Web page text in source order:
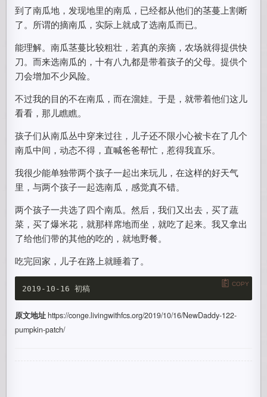
到了南瓜地，发现地里的南瓜，已经都从他们的茎蔓上割断
了。所谓的摘南瓜，实际上就成了选南瓜而已。
能理解。南瓜茎蔓比较粗壮，若真的亲摘，农场就得提供快
刀。而来选南瓜的，十有八九都是带着孩子的父母。提供个
刀会增加不少风险。
不过我的目的不在南瓜，而在溜娃。于是，就带着他们这儿
看看，那儿瞧瞧。
孩子们从南瓜丛中穿来过往，儿子还不限小心被卡在了几个
南瓜中间，动态不得，直喊爸爸帮忙，惹得我直乐。
我很少能单独带两个孩子一起出来玩儿，在这样的好天气
里，与两个孩子一起选南瓜，感觉真不错。
两个孩子一共选了四个南瓜。然后，我们又出去，买了蔬
菜，买了爆米花，就那样席地而坐，就吃了起来。我又拿出
了给他们带的其他的吃的，就地野餐。
吃完回家，儿子在路上就睡着了。
COPY
原文地址https://conge.livingwithfcs.org/2019/10/16/NewDaddy-122-
pumpkin-patch/